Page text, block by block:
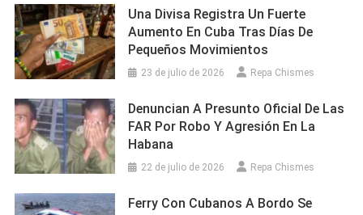
Una Divisa Registra Un Fuerte
Aumento En Cuba Tras Días De
Pequeños Movimientos
23 de julio de 2026 Repa Chismes
Denuncian A Presunto Oficial De Las
FAR Por Robo Y Agresión En La
Habana
22 de julio de 2026 Repa Chismes
Ferry Con Cubanos A Bordo Se